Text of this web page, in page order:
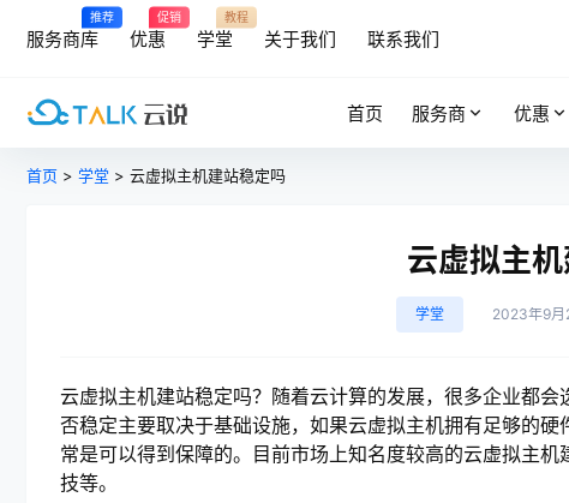
推荐
服务商库
促销
优惠
教程
学堂 关于我们 联系我们
首页 服务商 优惠
首页 > 学堂 > 云虚拟主机建站稳定吗
云虚拟主
学堂 2023年9月
云虚拟主机建站稳定吗？随着云计算的发展，很多企业都
否稳定主要取决于基础设施，如果云虚拟主机拥有足够的
常是可以得到保障的。目前市场上知名度较高的云虚拟主
技等。